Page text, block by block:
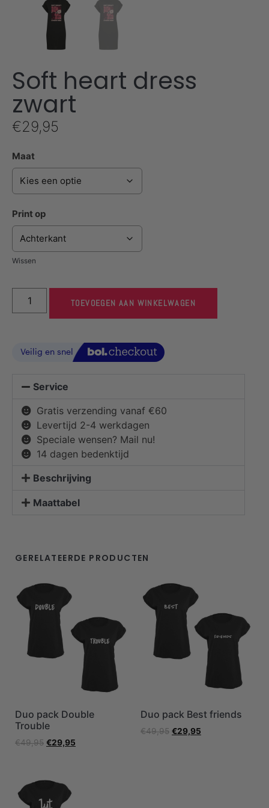
Soft heart dress
zwart
€29,95
Maat
Print op
Wissen
TOEVOEGEN AAN WINKELWAGEN
Service
Gratis verzending vanaf €60
Levertijd 2-4 werkdagen
Speciale wensen? Mail nu!
14 dagen bedenktijd
Beschrijving
Maattabel
GERELATEERDE PRODUCTEN
Duo pack Double
Trouble
€49,95 €29,95
Duo pack Best friends
€49,95 €29,95